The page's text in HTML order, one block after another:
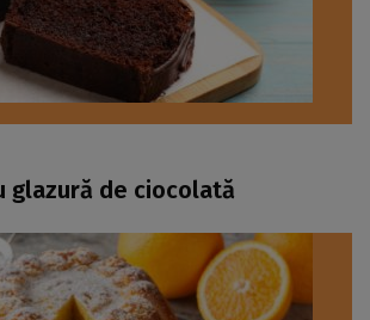
glazură de ciocolată